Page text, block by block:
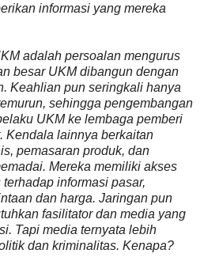
informasi yang mereka
adalah persoalan mengurus
besar UKM dibangun dengan
Keahlian pun seringkali hanya
sehingga pengembangan
UKM ke lembaga pemberi
Kendala lainnya berkaitan
pemasaran produk, dan
Mereka memiliki akses
informasi pasar,
dan harga. Jaringan pun
fasilitator dan media yang
Tapi media ternyata lebih
dan kriminalitas. Kenapa?